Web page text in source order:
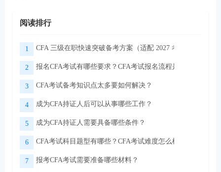
阅读排行
1 CFA 三级在职快速突破备考方案（适配 2027 考季）
2 报名CFA考试有哪些要求？CFA考试报名流程是怎样的？
3 CFA考试备考知识点太多要如何解决？
4 成为CFA持证人后可以从事哪些工作？
5 成为CFA持证人需要具备哪些条件？
6 CFA考试科目题型有哪些？CFA考试难度怎么样？
7 报考CFA考试需要准备哪些材料？